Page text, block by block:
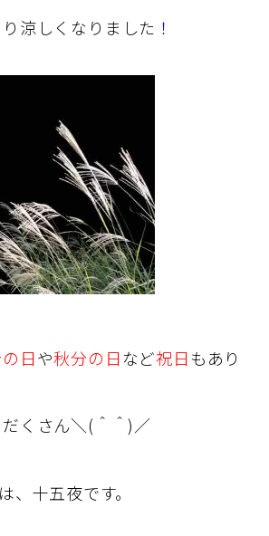
涼しくなりました ！
日や秋分の日など祝日もあり
くさん＼(＾＾)／
、十五夜です。